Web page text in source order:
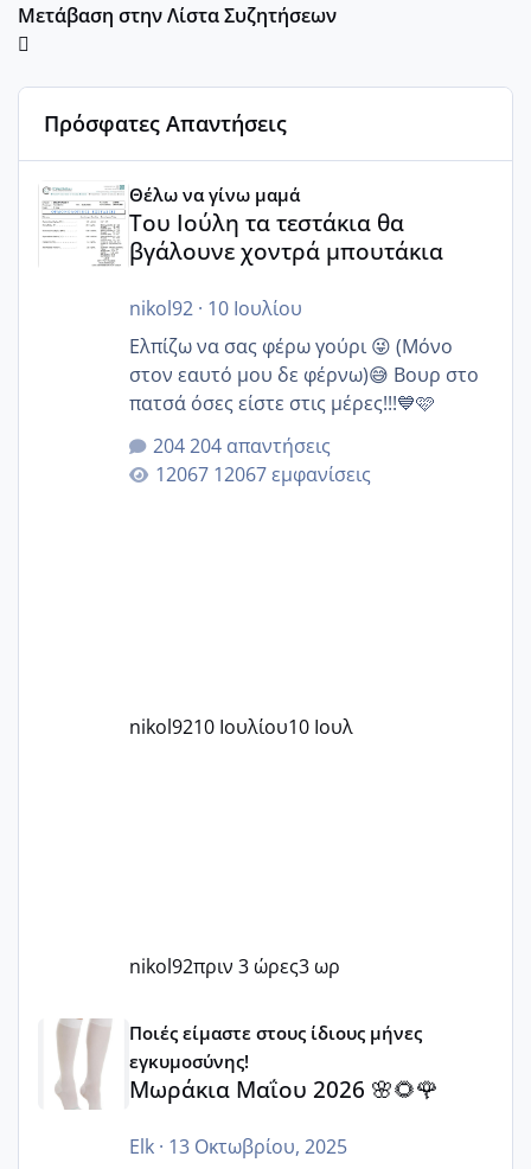
Μετάβαση στην Λίστα Συζητήσεων
Πρόσφατες Απαντήσεις
Θέλω να γίνω μαμά
Του Ιούλη τα τεστάκια θα
βγάλουνε χοντρά μπουτάκια
nikol92· 10 Ιουλίου
Ελπίζω να σας φέρω γούρι 😜 (Μόνο
στον εαυτό μου δε φέρνω)😅 Βουρ στο
πατσά όσες είστε στις μέρες!!!💙🩷
204 απαντήσεις
12067 εμφανίσεις
nikol9210 Ιουλίου10 Ιουλ
nikol92πριν 3 ώρες3 ωρ
Μωράκια Μαΐου 2026 🌸🌻🌹
Ποιές είμαστε στους ίδιους μήνες
εγκυμοσύνης!
Μωράκια Μαΐου 2026 🌸🌻🌹
Elk· 13 Οκτωβρίου, 2025